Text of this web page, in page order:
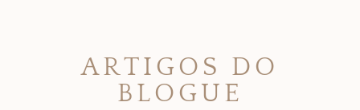
ARTIGOS DO
BLOGUE